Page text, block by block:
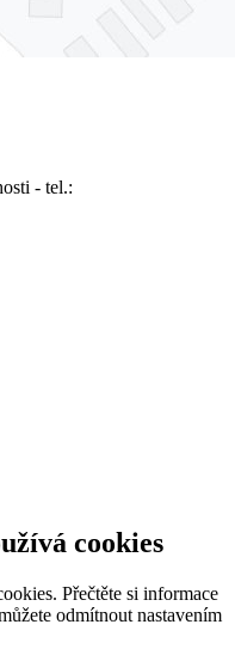
- tel.:
cookies
Přečtěte si informace
odmítnout nastavením